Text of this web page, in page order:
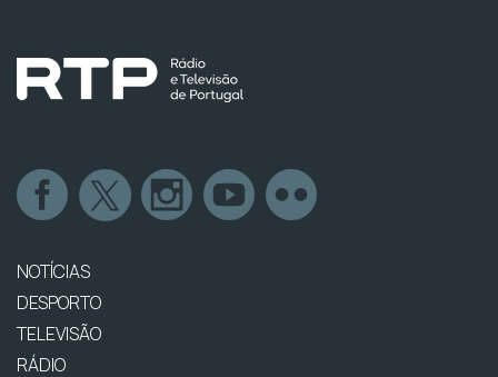
NOTÍCIAS
DESPORTO
TELEVISÃO
RÁDIO